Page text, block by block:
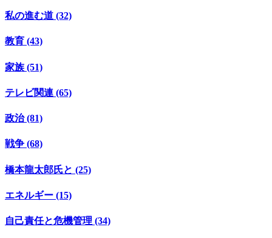
私の進む道 (32)
教育 (43)
家族 (51)
テレビ関連 (65)
政治 (81)
戦争 (68)
橋本龍太郎氏と (25)
エネルギー (15)
自己責任と危機管理 (34)